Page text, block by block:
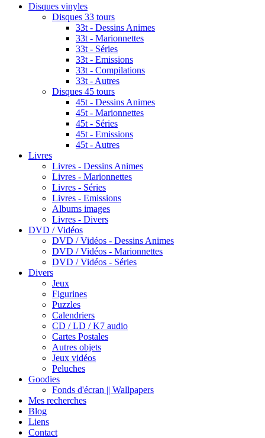
Disques vinyles
Disques 33 tours
33t - Dessins Animes
33t - Marionnettes
33t - Séries
33t - Emissions
33t - Compilations
33t - Autres
Disques 45 tours
45t - Dessins Animes
45t - Marionnettes
45t - Séries
45t - Emissions
45t - Autres
Livres
Livres - Dessins Animes
Livres - Marionnettes
Livres - Séries
Livres - Emissions
Albums images
Livres - Divers
DVD / Vidéos
DVD / Vidéos - Dessins Animes
DVD / Vidéos - Marionnettes
DVD / Vidéos - Séries
Divers
Jeux
Figurines
Puzzles
Calendriers
CD / LD / K7 audio
Cartes Postales
Autres objets
Jeux vidéos
Peluches
Goodies
Fonds d'écran || Wallpapers
Mes recherches
Blog
Liens
Contact